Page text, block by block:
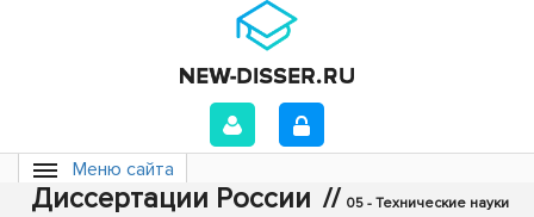
Меню сайта
Диссертации России // 05 - Технические науки